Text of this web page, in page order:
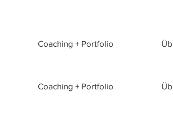
Coaching + Portfolio
Coaching + Portfolio